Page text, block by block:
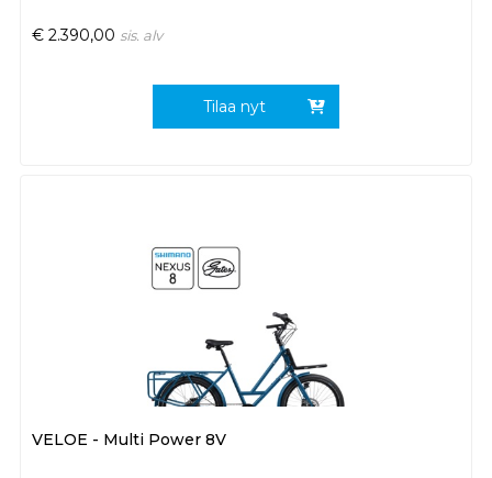
€ 2.390,00 sis. alv
Tilaa nyt
VELOE - Multi Power 8V